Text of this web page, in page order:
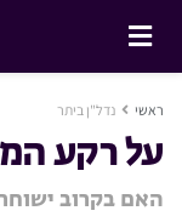
ראשי נדל"ן ביתר
על רקע
האם בקרוב